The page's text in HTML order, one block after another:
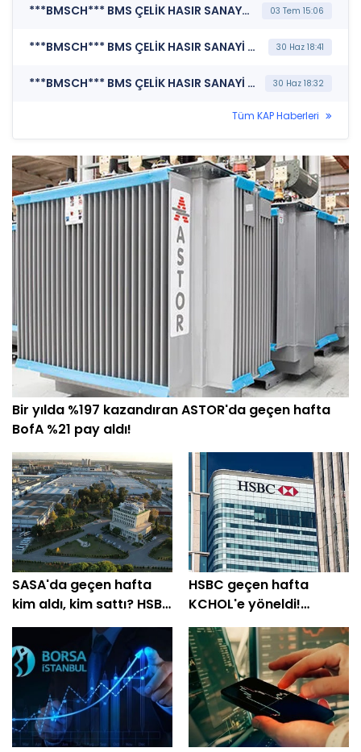
***BMSCH*** BMS ÇELİK HASIR SANAYİ VE TİCARET A.Ş. (Genel Kurul İşlemlerine İlişkin Bildirim) 03 Tem 15:06
***BMSCH*** BMS ÇELİK HASIR SANAYİ VE TİCARET A.Ş. (Haber ve Söylentilere İlişkin Açıklama) 30 Haz 18:41
***BMSCH*** BMS ÇELİK HASIR SANAYİ VE TİCARET A.Ş. (Kredi Derecelendirmesi) 30 Haz 18:32
Tüm KAP Haberleri
Bir yılda %197 kazandıran ASTOR'da geçen hafta
BofA %21 pay aldı!
SASA'da geçen hafta
kim aldı, kim sattı? HSBC
%64'ünü topladı
HSBC geçen hafta
KCHOL'e yöneldi!
THYAO'da 1,37 milyar TL
satış